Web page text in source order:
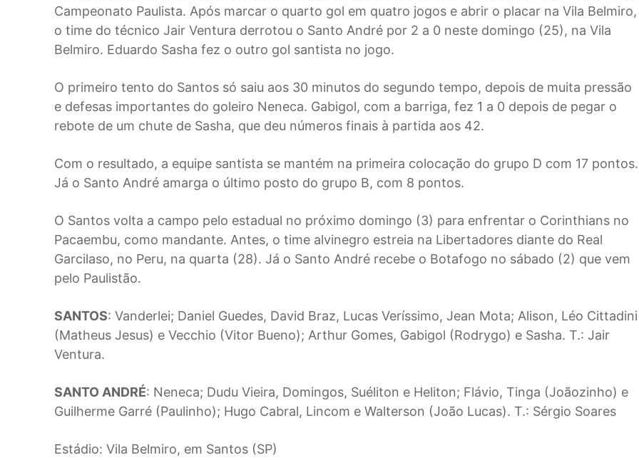
Campeonato Paulista. Após marcar o quarto gol em quatro jogos e abrir o placar na Vila Belmiro,
o time do técnico Jair Ventura derrotou o Santo André por 2 a 0 neste domingo (25), na Vila
Belmiro. Eduardo Sasha fez o outro gol santista no jogo.
O primeiro tento do Santos só saiu aos 30 minutos do segundo tempo, depois de muita pressão
e defesas importantes do goleiro Neneca. Gabigol, com a barriga, fez 1 a 0 depois de pegar o
rebote de um chute de Sasha, que deu números finais à partida aos 42.
Com o resultado, a equipe santista se mantém na primeira colocação do grupo D com 17 pontos.
Já o Santo André amarga o último posto do grupo B, com 8 pontos.
O Santos volta a campo pelo estadual no próximo domingo (3) para enfrentar o Corinthians no
Pacaembu, como mandante. Antes, o time alvinegro estreia na Libertadores diante do Real
Garcilaso, no Peru, na quarta (28). Já o Santo André recebe o Botafogo no sábado (2) que vem
pelo Paulistão.
SANTOS: Vanderlei; Daniel Guedes, David Braz, Lucas Veríssimo, Jean Mota; Alison, Léo Cittadini
(Matheus Jesus) e Vecchio (Vitor Bueno); Arthur Gomes, Gabigol (Rodrygo) e Sasha. T.: Jair
Ventura.
SANTO ANDRÉ: Neneca; Dudu Vieira, Domingos, Suéliton e Heliton; Flávio, Tinga (Joãozinho) e
Guilherme Garré (Paulinho); Hugo Cabral, Lincom e Walterson (João Lucas). T.: Sérgio Soares
Estádio: Vila Belmiro, em Santos (SP)